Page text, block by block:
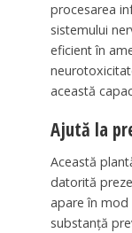
procesarea
sistemului
eficient în
această
Ajută la
Această
datorită
apare în mod
substanță